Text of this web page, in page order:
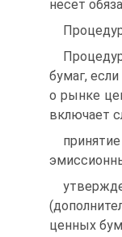
несет
бумаг,
о рынке
включает
ценных